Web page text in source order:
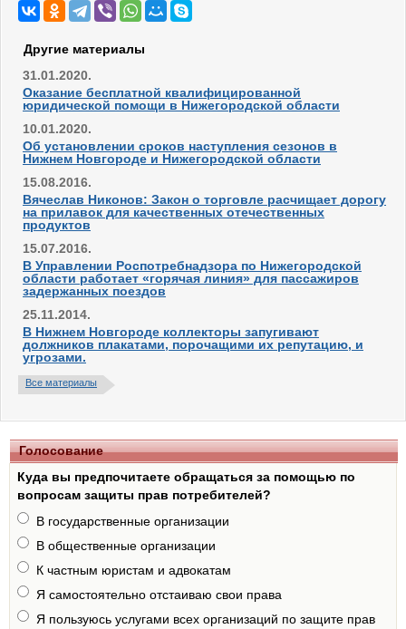
Другие материалы
31.01.2020.
Оказание бесплатной квалифицированной
юридической помощи в Нижегородской области
10.01.2020.
Об установлении сроков наступления сезонов в
Нижнем Новгороде и Нижегородской области
15.08.2016.
Вячеслав Никонов: Закон о торговле расчищает дорогу
на прилавок для качественных отечественных
продуктов
15.07.2016.
В Управлении Роспотребнадзора по Нижегородской
области работает «горячая линия» для пассажиров
задержанных поездов
25.11.2014.
В Нижнем Новгороде коллекторы запугивают
должников плакатами, порочащими их репутацию, и
угрозами.
Все материалы
Голосование
Куда вы предпочитаете обращаться за помощью по
вопросам защиты прав потребителей?
В государственные организации
В общественные организации
К частным юристам и адвокатам
Я самостоятельно отстаиваю свои права
Я пользуюсь услугами всех организаций по защите прав